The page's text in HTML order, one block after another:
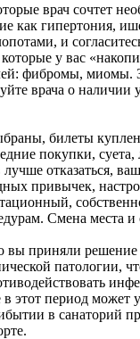
врач сочтет
как гипертония,
и
которые у вас
фибромы, миомы.
врача о наличии
билеты
покупки,
отказаться,
привычек,
Смена места
приняли решение
патологии,
этот период может
в санаторий